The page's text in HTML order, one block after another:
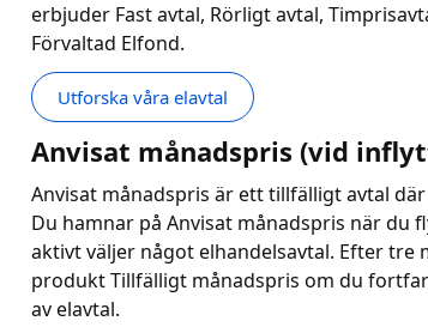
erbjuder Fast avtal, Rörligt avtal,
Förvaltad Elfond.
Utforska våra elavtal
Anvisat månadspris (vid
Anvisat månadspris är ett tillfälligt avtal
Du hamnar på Anvisat månadspris när du
aktivt väljer något elhandelsavtal. Efter tre
produkt Tillfälligt månadspris om du
av elavtal.